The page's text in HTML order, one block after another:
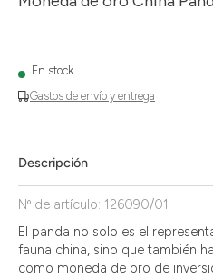
Gastos de envío y entrega
En stock
Descripción
Nº de artículo: 126090/01
El panda no solo es el
fauna china, sino que también
como moneda de oro de